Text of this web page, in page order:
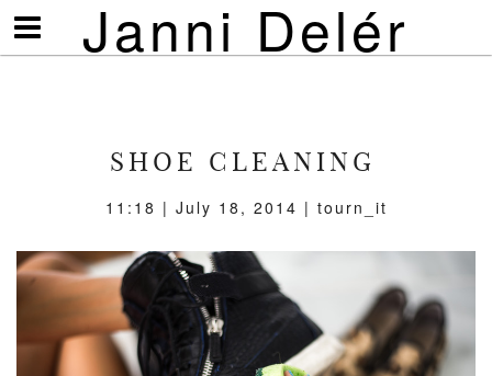
Janni Delér
Visa/göm
meny
SHOE CLEANING
11:18 | July 18, 2014 | tourn_it